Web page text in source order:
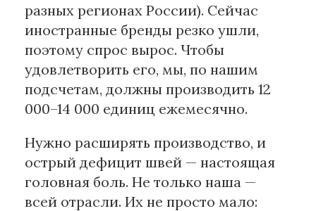
разных регионах России). Сейчас
иностранные бренды резко ушли,
поэтому спрос вырос. Чтобы
удовлетворить его, мы, по нашим
подсчетам, должны производить 12
000–14 000 единиц ежемесячно.
Нужно расширять производство, и
острый дефицит швей — настоящая
головная боль. Не только наша —
всей отрасли. Их не просто мало: